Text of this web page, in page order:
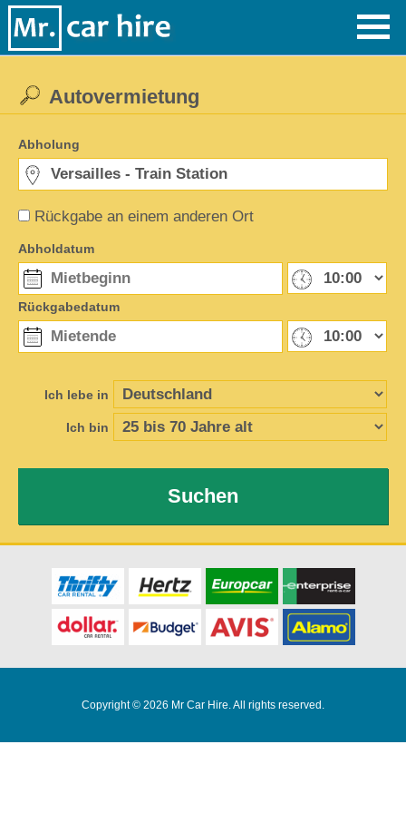
Rückgabe an einem anderen Ort
Autovermietung
Abholung
Abholdatum
Rückgabedatum
Ich lebe in
Ich bin
Suchen
Copyright © 2026 Mr Car Hire. All rights reserved.